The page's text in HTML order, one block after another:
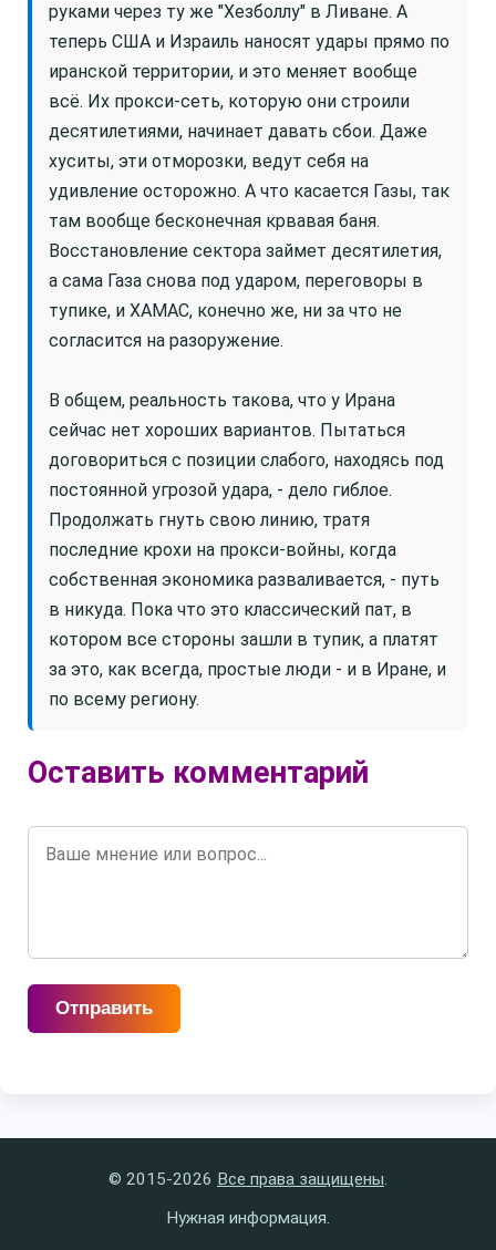
руками через ту же "Хезболлу" в Ливане. А
теперь США и Израиль наносят удары прямо по
иранской территории, и это меняет вообще
всё. Их прокси-сеть, которую они строили
десятилетиями, начинает давать сбои. Даже
хуситы, эти отморозки, ведут себя на
удивление осторожно. А что касается Газы, так
там вообще бесконечная крвавая баня.
Восстановление сектора займет десятилетия,
а сама Газа снова под ударом, переговоры в
тупике, и ХАМАС, конечно же, ни за что не
согласится на разоружение.
В общем, реальность такова, что у Ирана
сейчас нет хороших вариантов. Пытаться
договориться с позиции слабого, находясь под
постоянной угрозой удара, - дело гиблое.
Продолжать гнуть свою линию, тратя
последние крохи на прокси-войны, когда
собственная экономика разваливается, - путь
в никуда. Пока что это классический пат, в
котором все стороны зашли в тупик, а платят
за это, как всегда, простые люди - и в Иране, и
по всему региону.
Оставить комментарий
Отправить
© 2015-2026 Все права защищены.
Нужная информация.